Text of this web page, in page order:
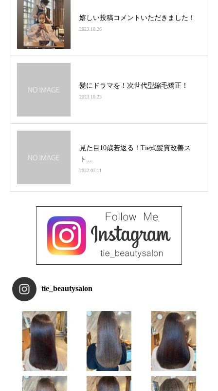
嬉しい投稿コメントいただきました！
2023.10.26
髪にドラマを！次世代型縮毛矯正！
2023.10.23
見た目10歳若返る！Tie式髪質改善ス
ト...
2022.07.11
tie_beautysalon